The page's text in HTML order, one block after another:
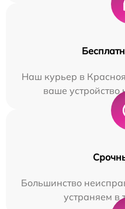
Наш курьер в
ваше устройство
Большинство
устраняем в